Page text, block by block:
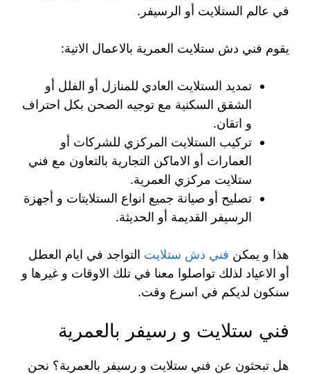
في عالم الستلايت أو الرسيفر.
يقوم فني دش ستلايت العمرية بالاعمال الاتية:
تمديد الستلايت العادي للمنازل أو الفلل أو
الشقق السكنية مع توجيه الصحن بكل احتراف
و اتقان.
تركيب الستلايت المركزي للشركات أو
العمارات أو الاماكن التجارية بالتعاون مع فني
ستلايت مركزي العمرية.
تصليح أو صيانة جميع انواع الستلايتات و أجهزة
الرسيفر القديمة أو الحديثة.
هذا و يمكن فني دش ستلايت التواجد في ايام العطل
أو الاعياد لذلك تواصلوا معنا في تلك الاوقات و غيرها و
سنكون لديكم في اسرع وقت.
فني ستلايت و رسيفر بالعمرية
هل تبحثون عن فني ستلايت و رسيفر بالعمرية؟ نحن